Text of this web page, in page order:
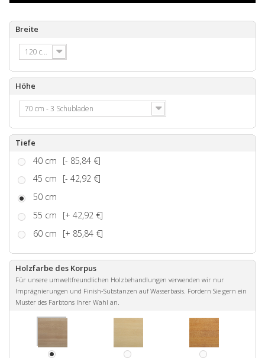
Breite
120 cm
Höhe
70 cm - 3 Schubladen
Tiefe
40 cm
[- 85,84 €]
45 cm
[- 42,92 €]
50 cm
55 cm
[+ 42,92 €]
60 cm
[+ 85,84 €]
Holzfarbe des Korpus
Für unsere umweltfreundlichen Holzbehandlungen verwenden wir nur
Imprägnierungen und Finish-Substanzen auf Wasserbasis. Fordern Sie gern ein
Muster des Farbtons Ihrer Wahl an.